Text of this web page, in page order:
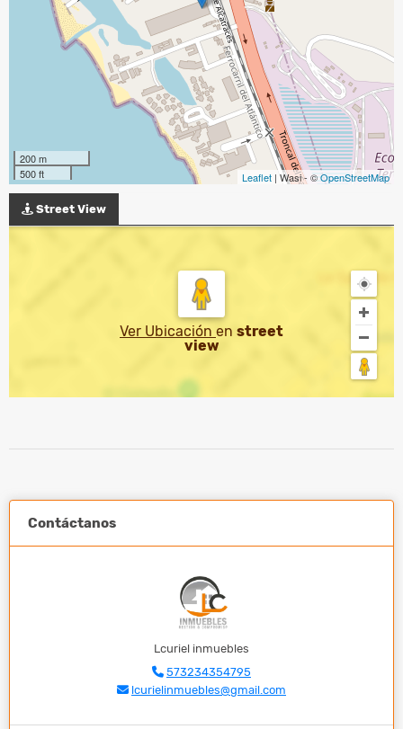
200 m
500 ft
Leaflet | Wasi - ©OpenStreetMap
Street View
Ver Ubicación en street
view
Contáctanos
Lcuriel inmuebles
573234354795
lcurielinmuebles@gmail.com